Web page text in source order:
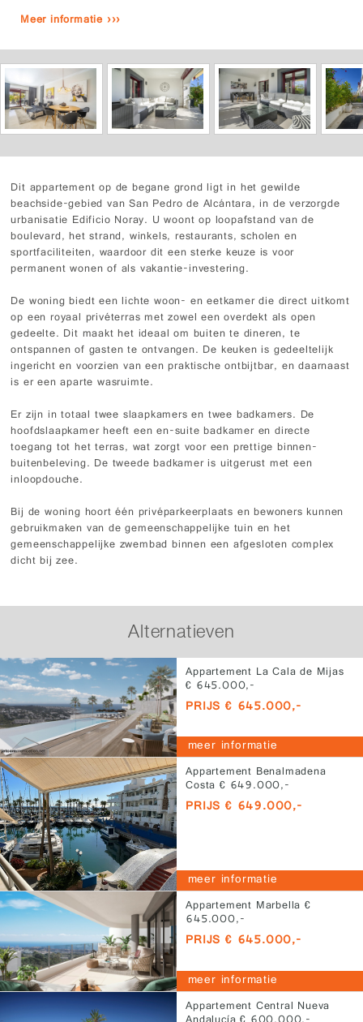
Meer informatie ›››
Dit appartement op de begane grond ligt in het gewilde
beachside-gebied van San Pedro de Alcántara, in de verzorgde
urbanisatie Edificio Noray. U woont op loopafstand van de
boulevard, het strand, winkels, restaurants, scholen en
sportfaciliteiten, waardoor dit een sterke keuze is voor
permanent wonen of als vakantie-investering.
De woning biedt een lichte woon- en eetkamer die direct uitkomt
op een royaal privéterras met zowel een overdekt als open
gedeelte. Dit maakt het ideaal om buiten te dineren, te
ontspannen of gasten te ontvangen. De keuken is gedeeltelijk
ingericht en voorzien van een praktische ontbijtbar, en daarnaast
is er een aparte wasruimte.
Er zijn in totaal twee slaapkamers en twee badkamers. De
hoofdslaapkamer heeft een en-suite badkamer en directe
toegang tot het terras, wat zorgt voor een prettige binnen-
buitenbeleving. De tweede badkamer is uitgerust met een
inloopdouche.
Bij de woning hoort één privéparkeerplaats en bewoners kunnen
gebruikmaken van de gemeenschappelijke tuin en het
gemeenschappelijke zwembad binnen een afgesloten complex
dicht bij zee.
Alternatieven
Appartement La Cala de Mijas
€ 645.000,-
PRIJS € 645.000,-
meer informatie
Appartement Benalmadena
Costa € 649.000,-
PRIJS € 649.000,-
meer informatie
Appartement Marbella €
645.000,-
PRIJS € 645.000,-
meer informatie
Appartement Central Nueva